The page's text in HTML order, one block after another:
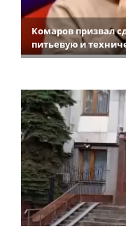
Комаров призвал
питьевую и